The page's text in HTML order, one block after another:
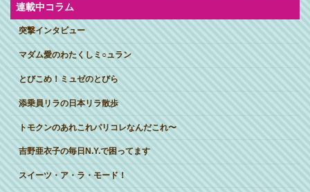
ブ連載中コラム
突撃インタビュー
マダム愛のわたくしミ○ュラン
とびこめ！ミュゼのとびら
添乗員リラの日本リラ散歩
トモクンのあれこれパリコレなんだこれ〜
吉野亜衣子の毎日N.Y.で困ってます
スイーツ・ア・ラ・モード！